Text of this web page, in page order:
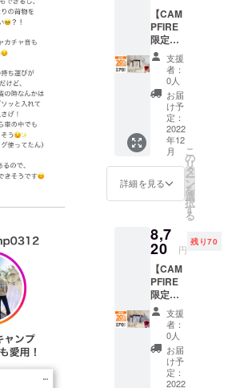
りま
す。
【セッ
ト内
容】 完
成した
製品：
SMLサ
イズ各1
点 カ
ラー：
グレー×
ピンク
【CAM
PFIRE
限定価
格】一
般販売
予定価
格
¥10,900
(税・送
料込み)
のとこ
ろ、70
セット
限定で
20%OF
Fの
税・送
料込み)
にて承
りま
す。
【セッ
ト内
容】 完
成した
製品：
SMLサ
イズ各1
支援
者：
0人
お届
け予
定：
2022
年12
月
詳細を見る
こ
の
リ
タ
ー
ン
を
選
択
す
る
8,7
20 円
残り70
【CAM
PFIRE
限定価
格】一
般販売
予定価
格
¥10,900
(税・送
料込み)
支援
者：
0人
お届
け予
定：
2022